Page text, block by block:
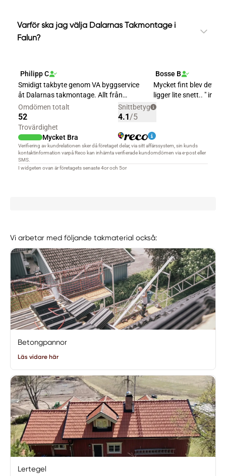
Varför ska jag välja Dalarnas Takmontage i
Falun?
Vi arbetar med följande takmaterial också:
Betongpannor
Läs vidare här
Lertegel